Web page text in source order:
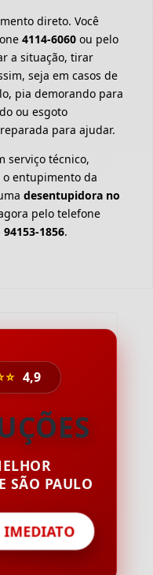
direto. Você
4114-6060 ou pelo
a situação, tirar
seja em casos de
pia demorando para
ou esgoto
para ajudar.
serviço técnico,
entupimento da
desentupidora no
pelo telefone
94153-1856.
4,9
SÃO PAULO